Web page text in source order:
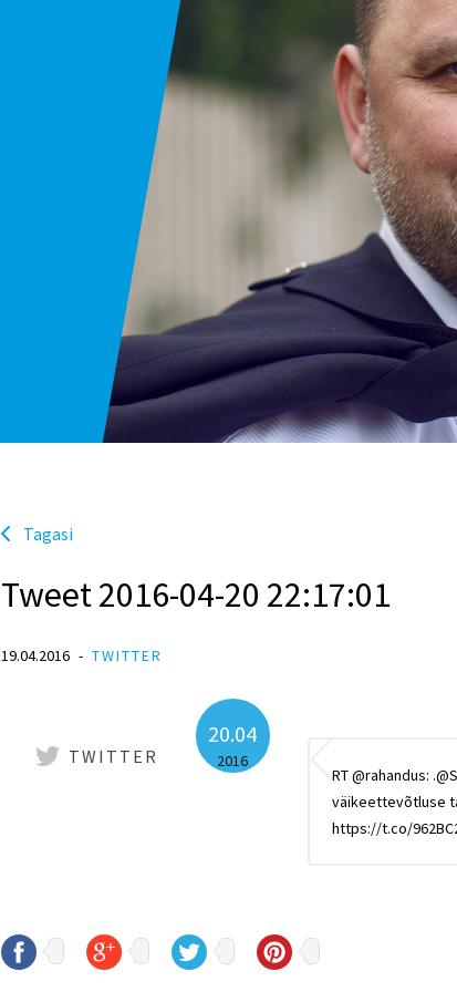
Tagasi
Tweet 2016-04-20 22:17:01
19.04.2016 TWITTER
TWITTER
20.04
2016
RT @rahandus:
väikeettevõtluse
https://t.co/